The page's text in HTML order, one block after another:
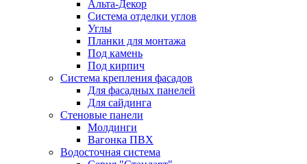
Альта-Декор
Система отделки углов
Углы
Планки для монтажа
Под камень
Под кирпич
Система крепления фасадов
Для фасадных панелей
Для сайдинга
Стеновые панели
Молдинги
Вагонка ПВХ
Водосточная система